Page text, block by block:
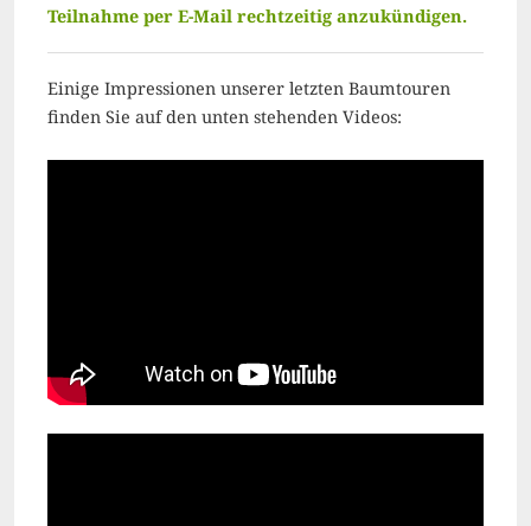
Teilnahme per E-Mail rechtzeitig anzukündigen.
Einige Impressionen unserer letzten Baumtouren
finden Sie auf den unten stehenden Videos: